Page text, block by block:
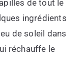
de tout le
ingrédients
de soleil dans
réchauffe le